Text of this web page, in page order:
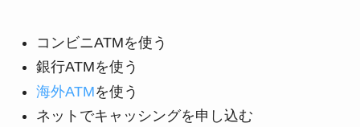
コンビニATMを使う
銀行ATMを使う
海外ATMを使う
ネットでキャッシングを申し込む